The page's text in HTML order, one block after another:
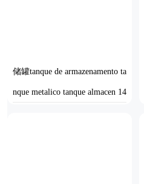
储罐tanque de armazenamento ta
nque metalico tanque almacen 14